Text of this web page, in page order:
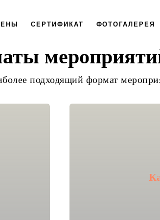
СЕРТИФИКАТ ФОТОГАЛЕРЕЯ
подходящий формат